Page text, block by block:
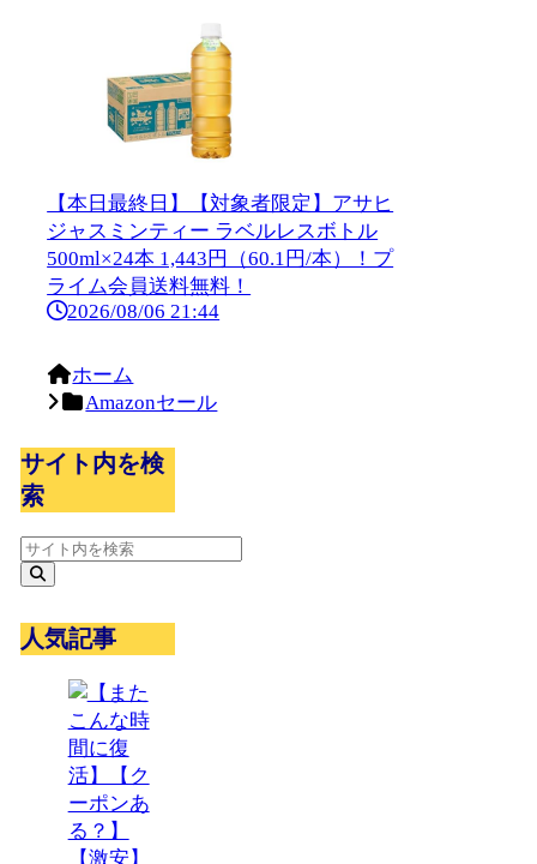
【本日最終日】【対象者限定】アサヒ
ジャスミンティー ラベルレスボトル
500ml×24本 1,443円（60.1円/本）！プ
ライム会員送料無料！
2026/08/06 21:44
ホーム
Amazonセール
サイト内を検
索
人気記事